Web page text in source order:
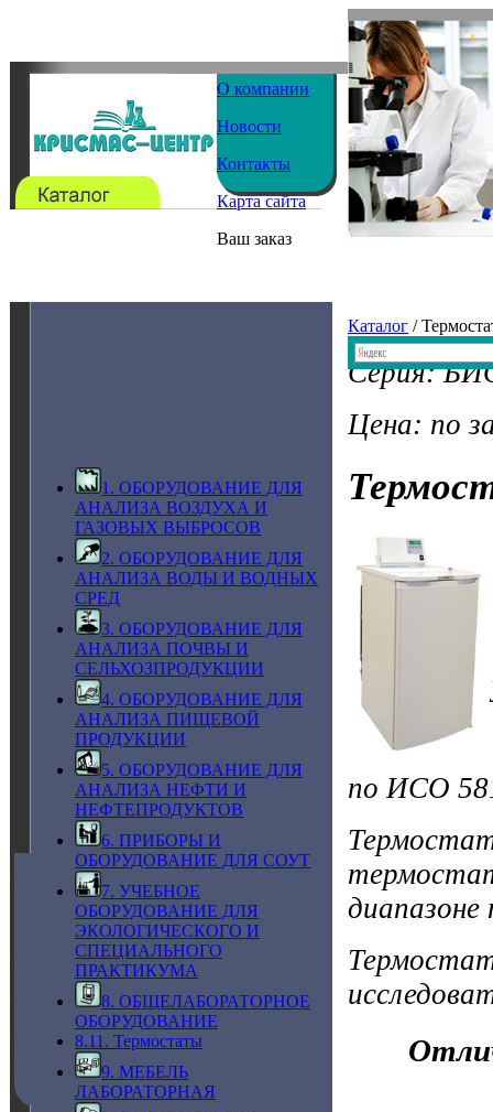
О компании
Новости
Контакты
Карта сайта
Ваш заказ
1. ОБОРУДОВАНИЕ ДЛЯ
АНАЛИЗА ВОЗДУХА И
ГАЗОВЫХ ВЫБРОСОВ
2. ОБОРУДОВАНИЕ ДЛЯ
АНАЛИЗА ВОДЫ И ВОДНЫХ
СРЕД
3. ОБОРУДОВАНИЕ ДЛЯ
АНАЛИЗА ПОЧВЫ И
СЕЛЬХОЗПРОДУКЦИИ
4. ОБОРУДОВАНИЕ ДЛЯ
АНАЛИЗА ПИЩЕВОЙ
ПРОДУКЦИИ
5. ОБОРУДОВАНИЕ ДЛЯ
АНАЛИЗА НЕФТИ И
НЕФТЕПРОДУКТОВ
6. ПРИБОРЫ И
ОБОРУДОВАНИЕ ДЛЯ СОУТ
7. УЧЕБНОЕ
ОБОРУДОВАНИЕ ДЛЯ
ЭКОЛОГИЧЕСКОГО И
СПЕЦИАЛЬНОГО
ПРАКТИКУМА
8. ОБЩЕЛАБОРАТОРНОЕ
ОБОРУДОВАНИЕ
8.11. Термостаты
9. МЕБЕЛЬ
ЛАБОРАТОРНАЯ
Каталог /
Серия:
Цена: по
по ИСО